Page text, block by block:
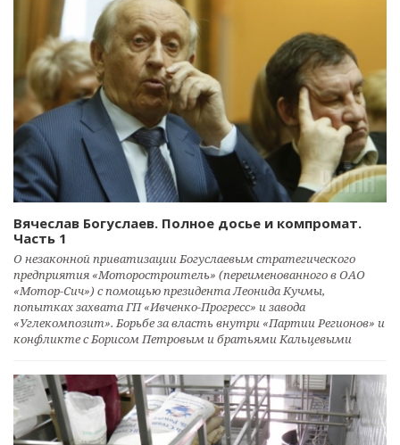
Вячеслав Богуслаев. Полное досье и компромат.
Часть 1
О незаконной приватизации Богуслаевым стратегического
предприятия «Моторостроитель» (переименованного в ОАО
«Мотор-Сич») с помощью президента Леонида Кучмы,
попытках захвата ГП «Ивченко-Прогресс» и завода
«Углекомпозит». Борьбе за власть внутри «Партии Регионов» и
конфликте с Борисом Петровым и братьями Кальцевыми